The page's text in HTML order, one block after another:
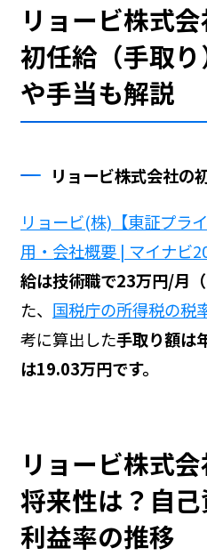
リョービ株式
初任給（手取
や手当も解説
リョービ株式会社の
リョービ(株)【東証プラ
用・会社概要 | マイナビ
給は技術職で23万円/月
た、 国税庁の所得税の税
考に算出した手取り額は
は19.03万円です。
リョービ株式
将来性は？自
利益率の推移